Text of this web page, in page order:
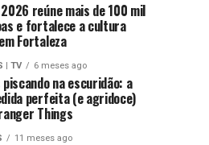
2026 reúne mais de 100 mil
e fortalece a cultura
Fortaleza
| TV 6 meses ago
piscando na escuridão: a
perfeita (e agridoce)
Things
11 meses ago